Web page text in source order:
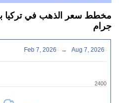
جرام
2400
Feb 7, 2026 → Aug 7, 2026